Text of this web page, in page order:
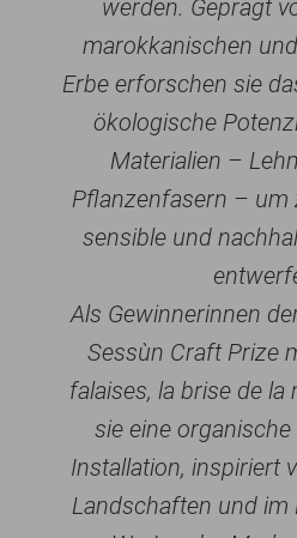
werden. Geprägt
marokkanischen
Erbe erforschen sie
ökologische
Materialien –
Pflanzenfasern – um
sensible und
Als Gewinnerinnen
Sessùn Craft Prize
falaises, la brise de la
sie eine
Installation, inspiriert
Landschaften und im